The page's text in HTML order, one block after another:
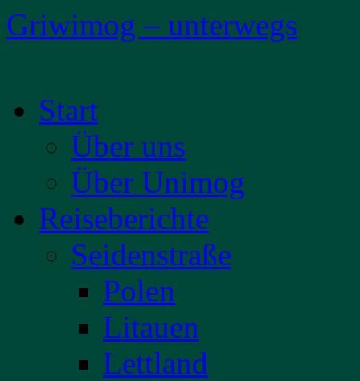
Griwimog – unterwegs
Inhalt
springenStart
Über uns
Über Unimog
Reiseberichte
Seidenstraße
Polen
Litauen
Lettland